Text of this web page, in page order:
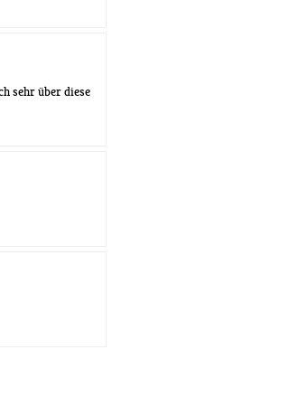
sehr über diese